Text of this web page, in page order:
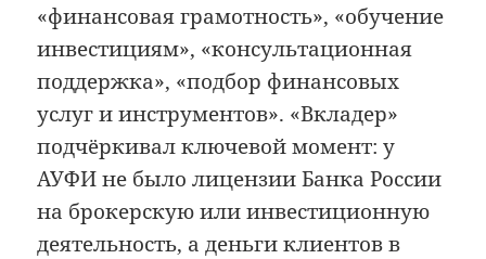
«финансовая грамотность», «обучение
инвестициям», «консультационная
поддержка», «подбор финансовых
услуг и инструментов». «Вкладер»
подчёркивал ключевой момент: у
АУФИ не было лицензии Банка России
на брокерскую или инвестиционную
деятельность, а деньги клиентов в